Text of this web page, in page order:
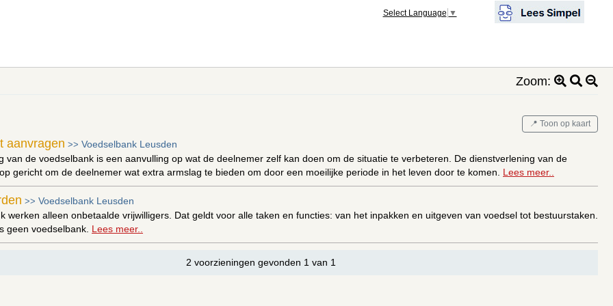
Select Language ▼
Zoom:
📍 Toon op kaart
aanvragen >> Voedselbank Leusden
van de voedselbank is een aanvulling op wat de deelnemer zelf kan doen om de situatie te verbeteren. De dienstverlening van de
gericht om de deelnemer wat extra armslag te bieden om door een moeilijke periode in het leven door te komen. Lees meer..
>> Voedselbank Leusden
werken alleen onbetaalde vrijwilligers. Dat geldt voor alle taken en functies: van het inpakken en uitgeven van voedsel tot bestuurstaken.
geen voedselbank. Lees meer..
2 voorzieningen gevonden 1 van 1